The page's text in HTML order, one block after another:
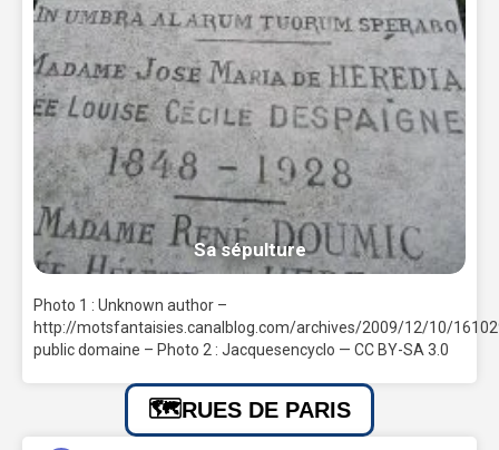
Sa sépulture
Photo 1 : Unknown author –
http://motsfantaisies.canalblog.com/archives/2009/12/10/
public domaine – Photo 2 : Jacquesencyclo — CC BY-SA 3.0
RUES DE PARIS